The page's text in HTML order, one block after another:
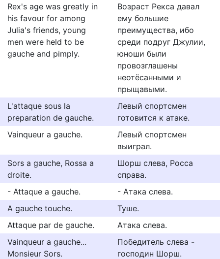
Rex's age was greatly in
his favour for among
Julia's friends, young
men were held to be
gauche and pimply.
Возраст Рекса давал
ему большие
преимущества, ибо
среди подруг Джулии,
юноши были
провозглашены
неотёсанными и
прыщавыми.
L'attaque sous la
preparation de gauche.
Левый спортсмен
готовится к атаке.
Vainqueur a gauche.
Левый спортсмен
выиграл.
Sors a gauche, Rossa a
droite.
Шорш слева, Росса
справа.
- Attaque a gauche.
- Атака слева.
A gauche touche.
Туше.
Attaque par de gauche.
Атака слева.
Vainqueur a gauche...
Monsieur Sors.
Победитель слева -
господин Шорш.